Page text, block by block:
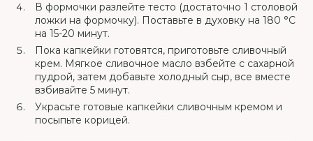
В формочки разлейте тесто (достаточно 1 столовой
ложки на формочку). Поставьте в духовку на 180 °C
на 15-20 минут.
Пока капкейки готовятся, приготовьте сливочный
крем. Мягкое сливочное масло взбейте с сахарной
пудрой, затем добавьте холодный сыр, все вместе
взбивайте 5 минут.
Украсьте готовые капкейки сливочным кремом и
посыпьте корицей.